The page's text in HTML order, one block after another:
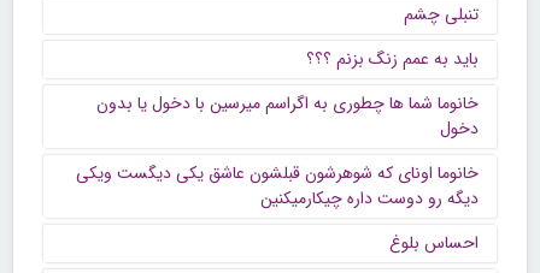
تنبلی چشم
باید به عمم زنگ بزنم ؟؟؟
خانوما شما ها چطوری به اگراسم میرسین با دخول یا بدون
دخول
خانوما اونای که شوهرشون قبلشون عاشق یکی دیگست ویکی
دیگه رو دوست داره چیکارمیکنین
احساس بلوغ